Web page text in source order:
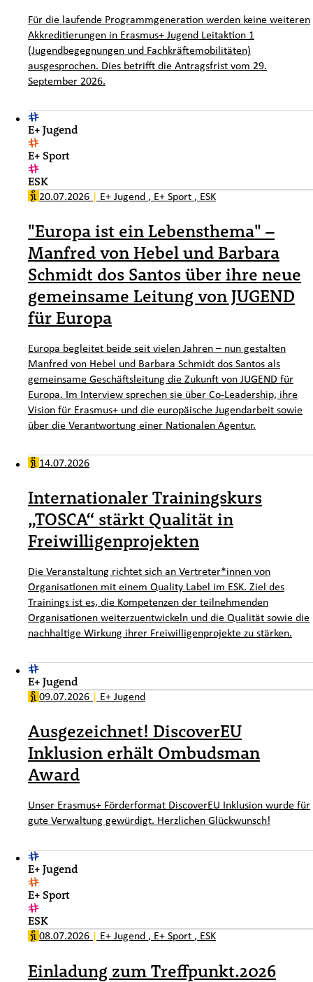
Für die laufende Programmgeneration werden keine weiteren
Akkreditierungen in Erasmus+ Jugend Leitaktion 1
(Jugendbegegnungen und Fachkräftemobilitäten)
ausgesprochen. Dies betrifft die Antragsfrist vom 29.
September 2026.
E+ Jugend
E+ Sport
ESK
20.07.2026 | E+ Jugend , E+ Sport , ESK
"Europa ist ein Lebensthema" –
Manfred von Hebel und Barbara
Schmidt dos Santos über ihre neue
gemeinsame Leitung von JUGEND
für Europa
Europa begleitet beide seit vielen Jahren – nun gestalten
Manfred von Hebel und Barbara Schmidt dos Santos als
gemeinsame Geschäftsleitung die Zukunft von JUGEND für
Europa. Im Interview sprechen sie über Co-Leadership, ihre
Vision für Erasmus+ und die europäische Jugendarbeit sowie
über die Verantwortung einer Nationalen Agentur.
14.07.2026
Internationaler Trainingskurs
„TOSCA“ stärkt Qualität in
Freiwilligenprojekten
Die Veranstaltung richtet sich an Vertreter*innen von
Organisationen mit einem Quality Label im ESK. Ziel des
Trainings ist es, die Kompetenzen der teilnehmenden
Organisationen weiterzuentwickeln und die Qualität sowie die
nachhaltige Wirkung ihrer Freiwilligenprojekte zu stärken.
E+ Jugend
09.07.2026 | E+ Jugend
Ausgezeichnet! DiscoverEU
Inklusion erhält Ombudsman
Award
Unser Erasmus+ Förderformat DiscoverEU Inklusion wurde für
gute Verwaltung gewürdigt. Herzlichen Glückwunsch!
E+ Jugend
E+ Sport
ESK
08.07.2026 | E+ Jugend , E+ Sport , ESK
Einladung zum Treffpunkt.2026